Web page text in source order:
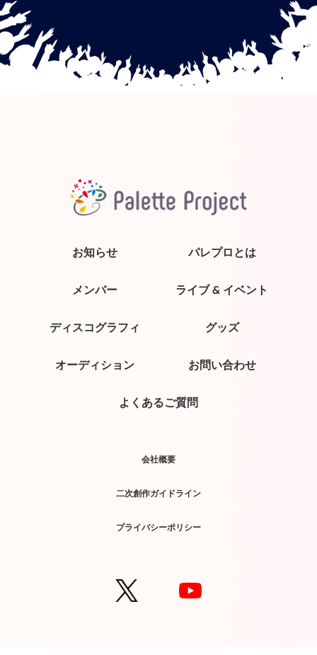
お知らせ パレプロとは
メンバー ライブ & イベント
ディスコグラフィ グッズ
オーディション お問い合わせ
よくあるご質問
会社概要
二次創作ガイドライン
プライバシーポリシー